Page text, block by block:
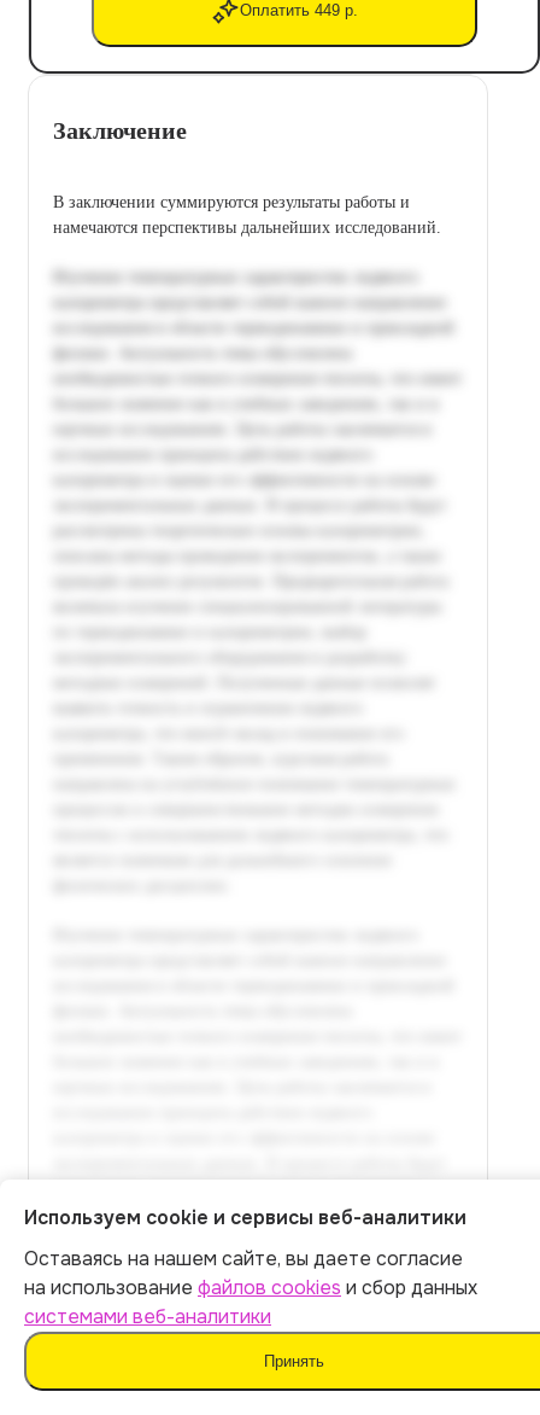
Оплатить 449 р.
Заключение
В заключении суммируются результаты работы и
намечаются перспективы дальнейших исследований.
Итог:449р.
Оплатить
Используем cookie и сервисы веб-аналитики
Оставаясь на нашем сайте, вы даете согласие
на использование файлов cookies и сбор данных
системами веб-аналитики
Принять